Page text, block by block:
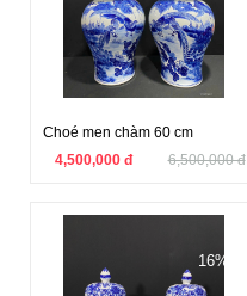
Choé men chàm 60 cm
4,500,000 đ
6,500,000 đ
16%